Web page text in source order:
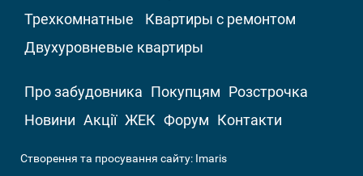
Трехкомнатные
Квартиры с ремонтом
Двухуровневые квартиры
Про забудовника Покупцям Розстрочка
Новини Акції ЖЕК Форум Контакти
Створення та просування сайту: Imaris